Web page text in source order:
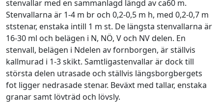
stenvallar med en sammanlagd längd av ca60 m.
Stenvallarna är 1-4 m br och 0,2-0,5 m h, med 0,2-0,7 m
ststenar, enstaka intill 1 m st. De längsta stenvallarna är
16-30 ml och belägen i N, NÖ, V och NV delen. En
stenvall, belägen i Ndelen av fornborgen, är ställvis
kallmurad i 1-3 skikt. Samtligastenvallar är dock till
största delen utrasade och ställvis längsborgbergets
fot ligger nedrasade stenar. Beväxt med tallar, enstaka
granar samt lövträd och lövsly.